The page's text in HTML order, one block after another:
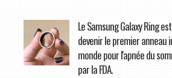
Le Samsung Galaxy Ring
devenir le premier anneau
monde pour l'apnée du
par la FDA.